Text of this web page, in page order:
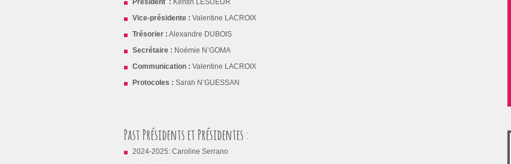
Vice-présidente : Valentine LACROIX
Trésorier : Alexandre DUBOIS
Secrétaire : Noémie N’GOMA
Communication : Valentine LACROIX
Protocoles : Sarah N’GUESSAN
Past Présidents et Présidentes :
2024-2025: Caroline Serrano